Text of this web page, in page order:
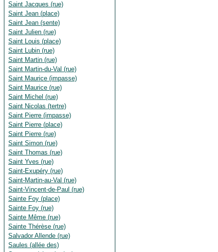
Saint Jacques (rue)
Saint Jean (place)
Saint Jean (sente)
Saint Julien (rue)
Saint Louis (place)
Saint Lubin (rue)
Saint Martin (rue)
Saint Martin-du-Val (rue)
Saint Maurice (impasse)
Saint Maurice (rue)
Saint Michel (rue)
Saint Nicolas (tertre)
Saint Pierre (impasse)
Saint Pierre (place)
Saint Pierre (rue)
Saint Simon (rue)
Saint Thomas (rue)
Saint Yves (rue)
Saint-Exupéry (rue)
Saint-Martin-au-Val (rue)
Saint-Vincent-de-Paul (rue)
Sainte Foy (place)
Sainte Foy (rue)
Sainte Même (rue)
Sainte Thérèse (rue)
Salvador Allende (rue)
Saules (allée des)